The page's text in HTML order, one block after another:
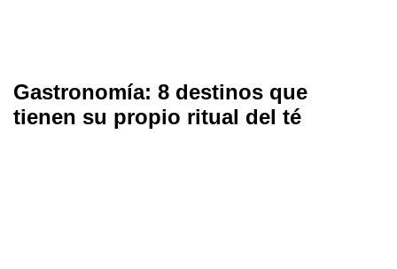
Gastronomía: 8 destinos que
tienen su propio ritual del té